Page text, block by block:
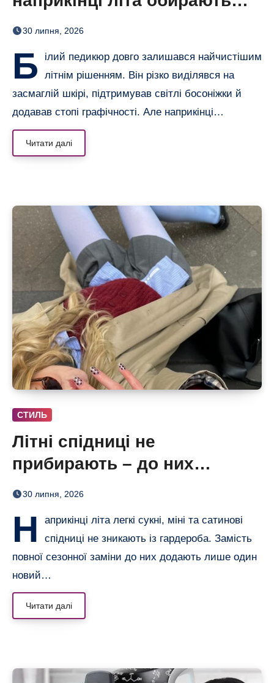
сіро-блакитний
30 липня, 2026
Б
ілий педикюр довго залишався найчистішим
літнім рішенням. Він різко виділявся на
засмаглій шкірі, підтримував світлі босоніжки й
додавав стопі графічності. Але наприкінці…
Читати далі
СТИЛЬ
Літні спідниці не
прибирають – до них
додають кольорові колготки
30 липня, 2026
Н
априкінці літа легкі сукні, міні та сатинові
спідниці не зникають із гардероба. Замість
повної сезонної заміни до них додають лише один
новий…
Читати далі